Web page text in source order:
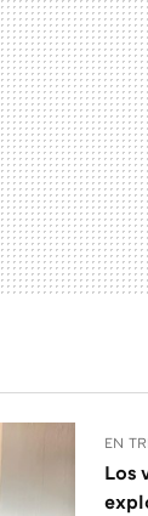
EN
Los